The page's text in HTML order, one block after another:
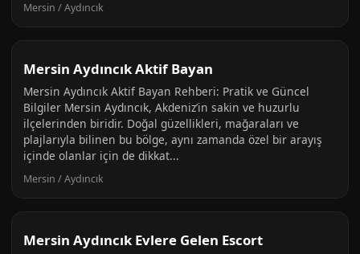
Mersin / Aydıncık
Mersin Aydıncık Aktif Bayan
Mersin Aydıncık Aktif Bayan Rehberi: Pratik ve Güncel
Bilgiler Mersin Aydıncık, Akdeniz’in sakin ve huzurlu
ilçelerinden biridir. Doğal güzellikleri, mağaraları ve
plajlarıyla bilinen bu bölge, aynı zamanda özel bir arayış
içinde olanlar için de dikkat...
Mersin / Aydıncık
Mersin Aydıncık Evlere Gelen Escort